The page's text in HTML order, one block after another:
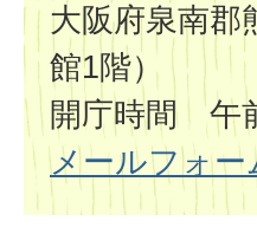
大阪府泉南郡
館1階）
開庁時間 午
メールフォ